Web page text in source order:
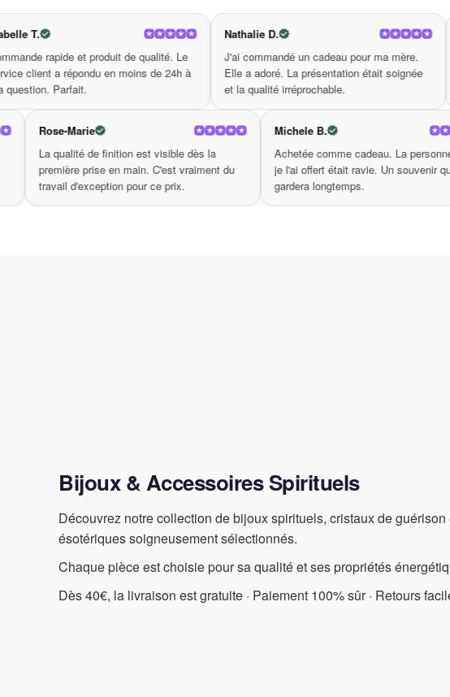
Pourquoi choisir notre Lotus Boucle ?
Design élégant qui attire tous les regards.
Matériaux de qualité supérieure, garantissant
Symbolisme inspirant de la fleur de lotus pour
Facile à entretenir et résistant à l’eau.
Ne tardez pas à faire de ces boucles d’oreilleun élément
de qualité. Le
en moins de 24h à
Nathalie D.
J'ai commandé un cadeau pour ma mère.
Elle a adoré. La présentation était soignée
et la qualité irréprochable.
Patricia L.
Livraison en 4
produit
parfait du début
agréablement
soignées,
Très bonne
La qualité de finition est visible dès la
première prise en main. C'est vraiment du
travail d'exception pour ce prix.
Achetée comme
je l'ai offert était
Bijoux & Accessoires Spirituels
Découvrez notre collection de bijoux spirituels, cristaux de
ésotériques soigneusement sélectionnés.
Chaque pièce est choisie pour sa qualité et ses propriétés
Dès 40€, la livraison est gratuite · Paiement 100% sûr · Retours